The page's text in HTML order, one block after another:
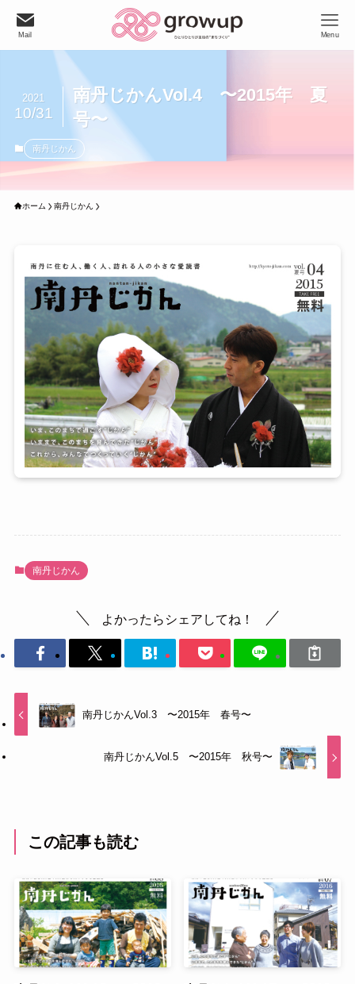
Mail Menu
南丹じかんVol.4 〜2015年 夏
号〜
2021
10/31
南丹じかん
ホーム 南丹じかん
南丹じかん
よかったらシェアしてね！
南丹じかんVol.3 〜2015年 春号〜
南丹じかんVol.5 〜2015年 秋号〜
この記事も読む